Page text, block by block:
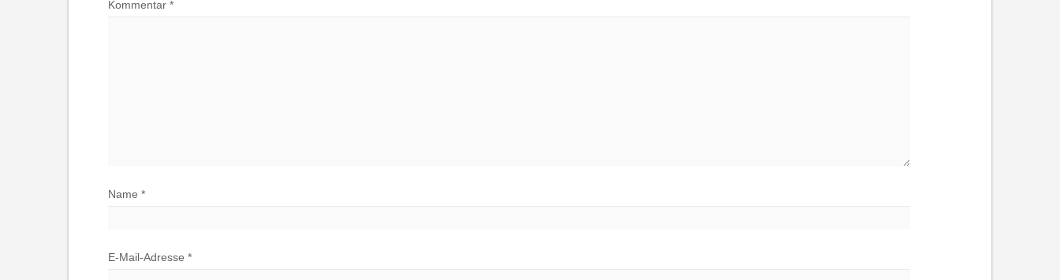
Kommentar *
Name *
E-Mail-Adresse *